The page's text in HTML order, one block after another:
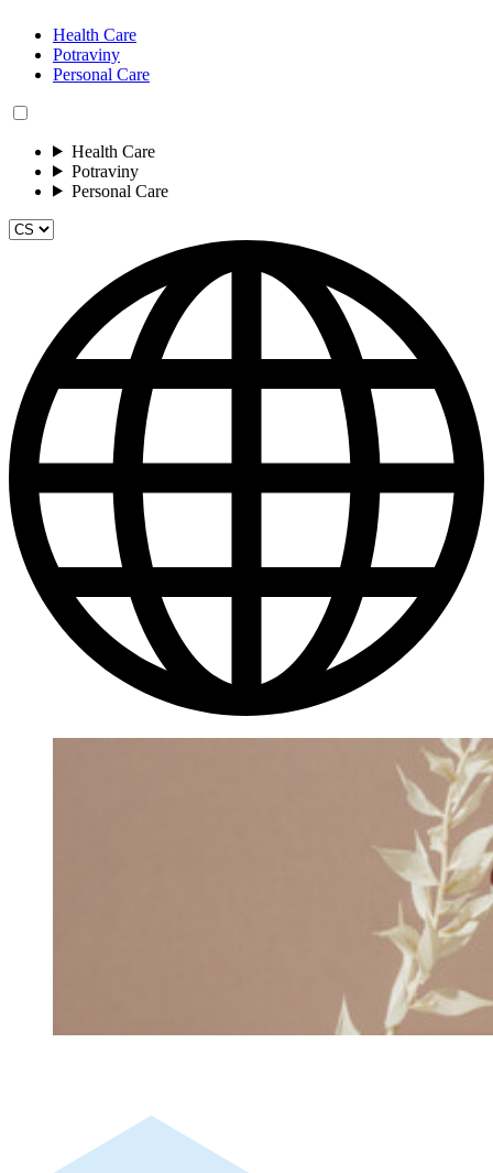
Health Care
Potraviny
Personal Care
Health Care
Potraviny
Personal Care